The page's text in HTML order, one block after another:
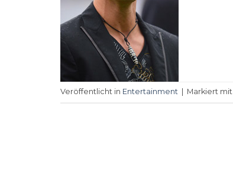
Veröffentlicht in Entertainment Markiert mit